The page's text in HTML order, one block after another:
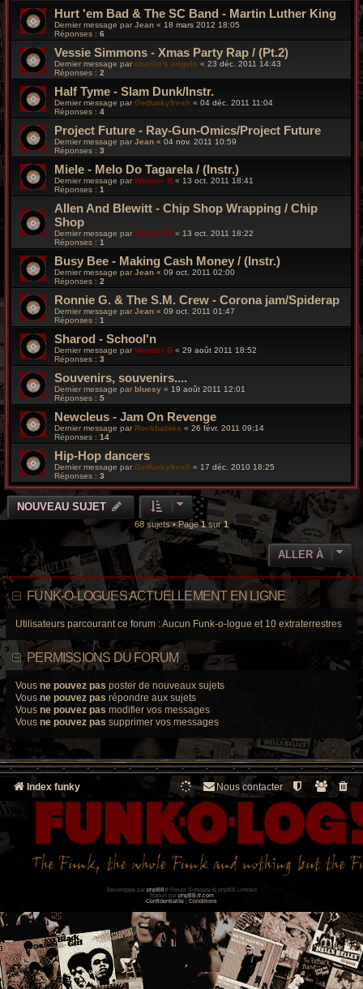
Hurt 'em Bad & The SC Band - Martin Luther King
Dernier message parJean « 18 mars 2012 18:05
Réponses : 6
Vessie Simmons - Xmas Party Rap / (Pt.2)
Dernier message par charlie's angels « 23 déc. 2011 14:43
Réponses : 2
Half Tyme - Slam Dunk/Instr.
Dernier message parGetfunkyfresh « 04 déc. 2011 11:04
Réponses : 4
Project Future - Ray-Gun-Omics/Project Future
Dernier message par Jean « 04 nov. 2011 10:59
Réponses : 3
Miele - Melo Do Tagarela / (Instr.)
Dernier message parWonder B « 13 oct. 2011 18:41
Réponses : 1
Allen And Blewitt - Chip Shop Wrapping / Chip
Shop
Dernier message par Wonder B « 13 oct. 2011 18:22
Réponses : 1
Busy Bee - Making Cash Money / (Instr.)
Dernier message parJean « 09 oct. 2011 02:00
Réponses : 2
Ronnie G. & The S.M. Crew - Corona jam/Spiderap
Dernier message par Jean « 09 oct. 2011 01:47
Réponses : 1
Sharod - School'n
Dernier message parWonder B « 29 août 2011 18:52
Réponses : 3
Souvenirs, souvenirs....
Dernier message par bluesy « 19 août 2011 12:01
Réponses : 5
Newcleus - Jam On Revenge
Dernier message parRockbabies « 26 févr. 2011 09:14
Réponses : 14
Hip-Hop dancers
Dernier message par Getfunkyfresh « 17 déc. 2010 18:25
Réponses : 3
NOUVEAU SUJET
68 sujets • Page1sur1
ALLER À
FUNK-O-LOGUES ACTUELLEMENT EN LIGNE
Utilisateurs parcourant ce forum : Aucun Funk-o-logue et 10 extraterrestres
PERMISSIONS DU FORUM
Vous ne pouvez pas poster de nouveaux sujets
Vous ne pouvez pas répondre aux sujets
Vous ne pouvez pas modifier vos messages
Vous ne pouvez pas supprimer vos messages
Index funky Nous contacter
Développé par phpBB® Forum Software © phpBB Limited
Traduit par phpBB-fr.com
Confidentialité
Conditions